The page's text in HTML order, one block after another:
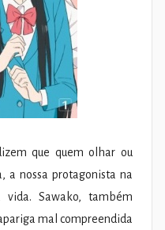
que quem olhar ou
a nossa protagonista na
Sawako, também
mal compreendida